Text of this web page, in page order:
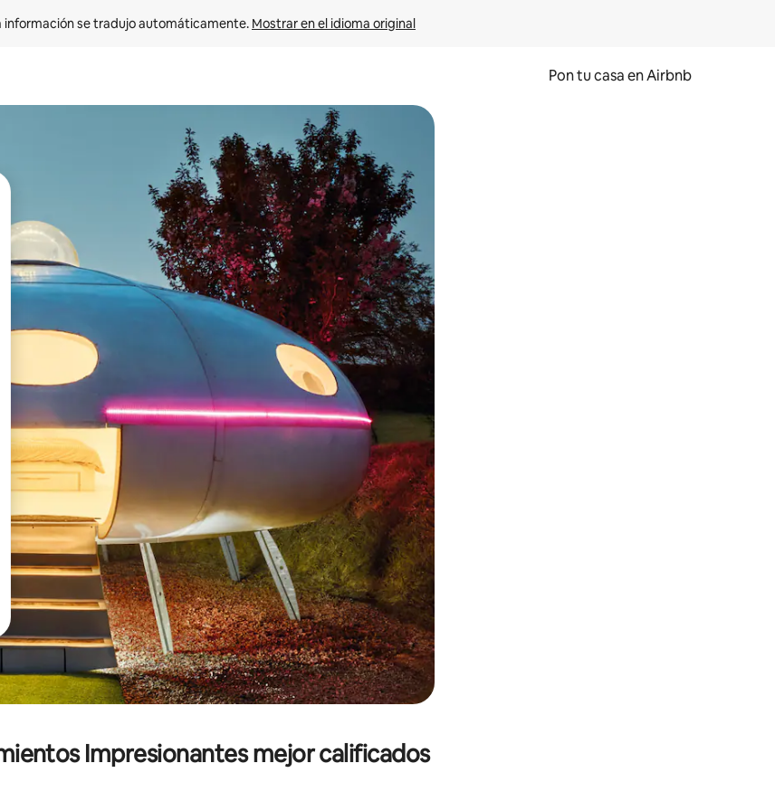
información se tradujo automáticamente. Mostrar en el idioma original
Pon tu casa en Airbnb
de flecha hacia arriba y hacia abajo o explora con el tacto o desliza el dedo.
Impresionantes mejor calificados